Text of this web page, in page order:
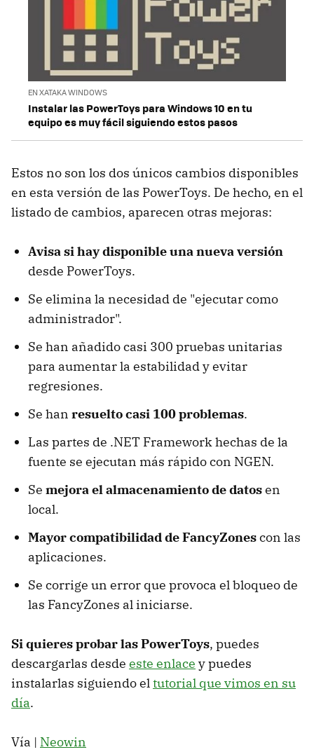
EN XATAKA WINDOWS
Instalar las PowerToys para Windows 10 en tu
equipo es muy fácil siguiendo estos pasos
Estos no son los dos únicos cambios disponibles
en esta versión de las PowerToys. De hecho, en el
listado de cambios, aparecen otras mejoras:
Avisa si hay disponible una nueva versión
desde PowerToys.
Se elimina la necesidad de "ejecutar como
administrador".
Se han añadido casi 300 pruebas unitarias
para aumentar la estabilidad y evitar
regresiones.
Se han resuelto casi 100 problemas.
Las partes de .NET Framework hechas de la
fuente se ejecutan más rápido con NGEN.
Se mejora el almacenamiento de datosen
local.
Mayor compatibilidad de FancyZonescon las
aplicaciones.
Se corrige un error que provoca el bloqueo de
las FancyZones al iniciarse.
Si quieres probar las PowerToys, puedes
descargarlas desde este enlace y puedes
instalarlas siguiendo el tutorial que vimos en su
día.
Vía | Neowin